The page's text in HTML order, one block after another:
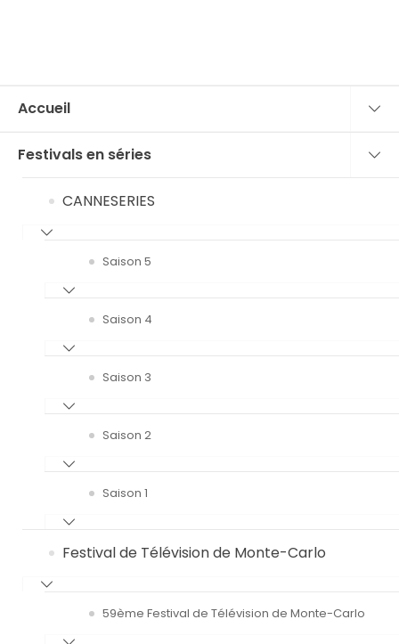
Accueil
Festivals en séries
CANNESERIES
Saison 5
Saison 4
Saison 3
Saison 2
Saison 1
Festival de Télévision de Monte-Carlo
59ème Festival de Télévision de Monte-Carlo